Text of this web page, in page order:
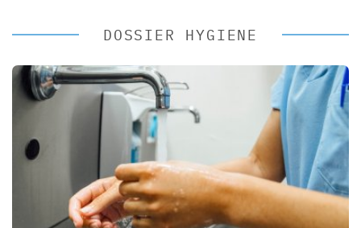
DOSSIER HYGIENE